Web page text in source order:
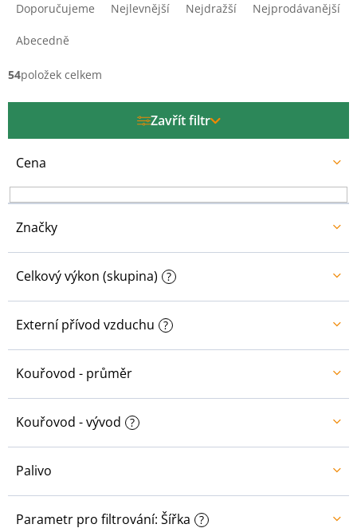
í
k
t
Doporučujeme Nejlevnější Nejdražší Nejprodávanější
Abecedně
54položek celkem
Zavřít filtr
Cena
Značky
Celkový výkon (skupina) ?
Externí přívod vzduchu ?
Kouřovod - průměr
Kouřovod - vývod ?
Palivo
Parametr pro filtrování: Šířka ?